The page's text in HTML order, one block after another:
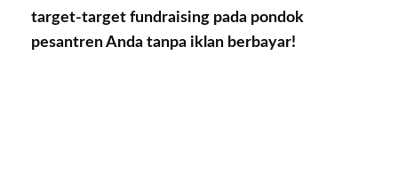
target-target fundraising pada pondok
pesantren Anda tanpa iklan berbayar!